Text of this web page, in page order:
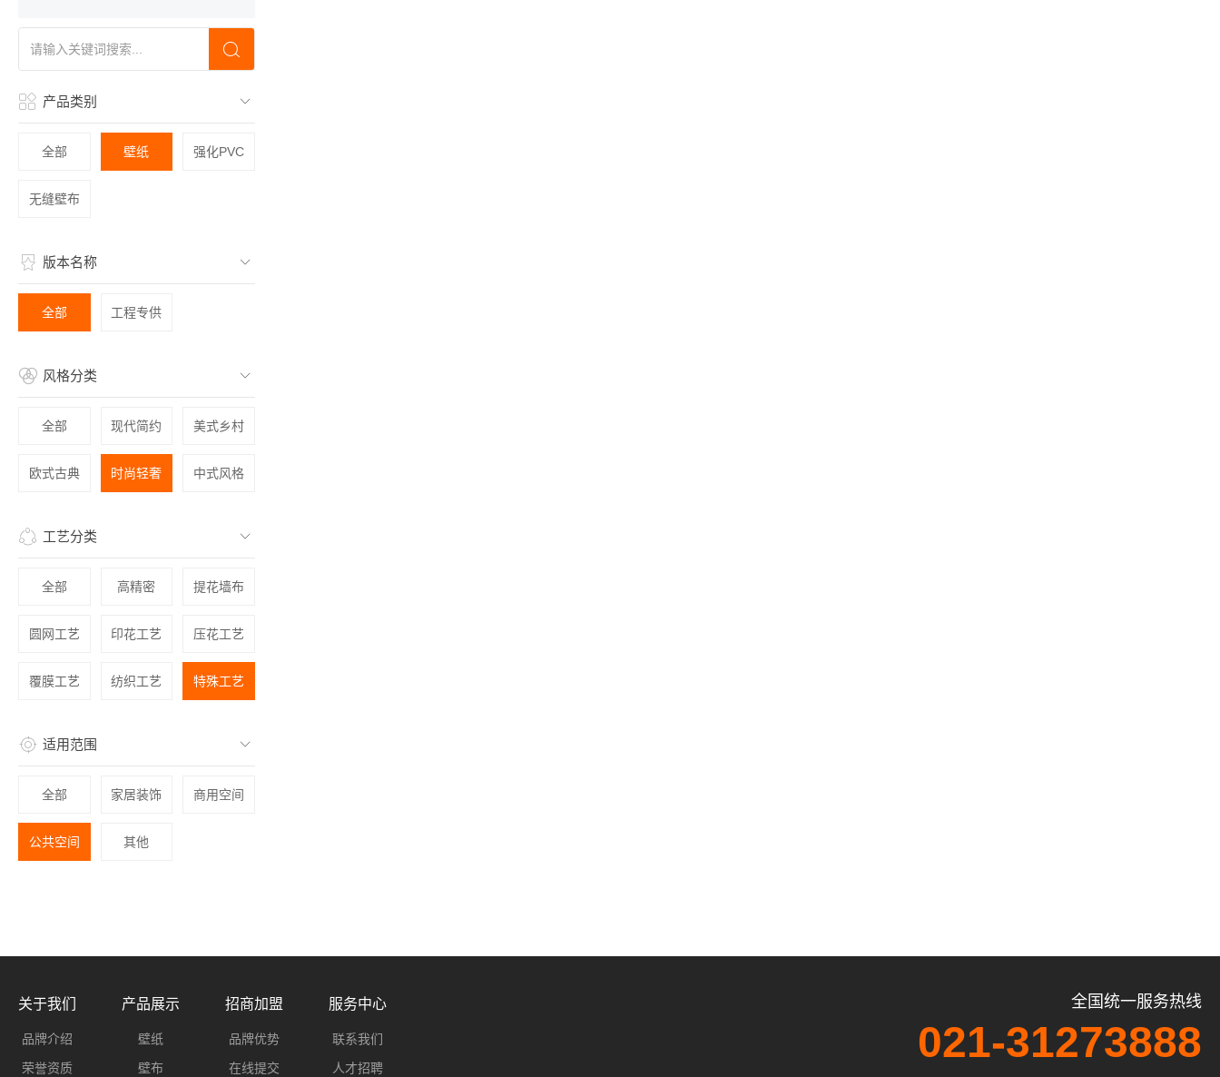
产品类别
全部 壁纸 强化PVC
无缝壁布
版本名称
全部 工程专供
风格分类
全部 现代简约 美式乡村
欧式古典 时尚轻奢 中式风格
工艺分类
全部 高精密 提花墙布
圆网工艺 印花工艺 压花工艺
覆膜工艺 纺织工艺 特殊工艺
适用范围
全部 家居装饰 商用空间
公共空间 其他
关于我们
品牌介绍
荣誉资质
产品展示
壁纸
壁布
招商加盟
品牌优势
在线提交
服务中心
联系我们
人才招聘
全国统一服务热线
021-31273888